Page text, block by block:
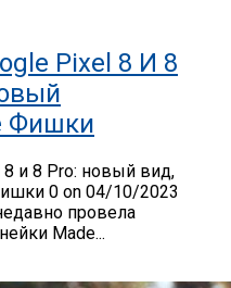
Pixel 8 И 8
Фишки
и 8 Pro: новый вид,
0 on 04/10/2023
провела
Made...